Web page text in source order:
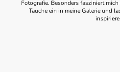
Fotografie. Besonders fasziniert
Tauche ein in meine Galerie und